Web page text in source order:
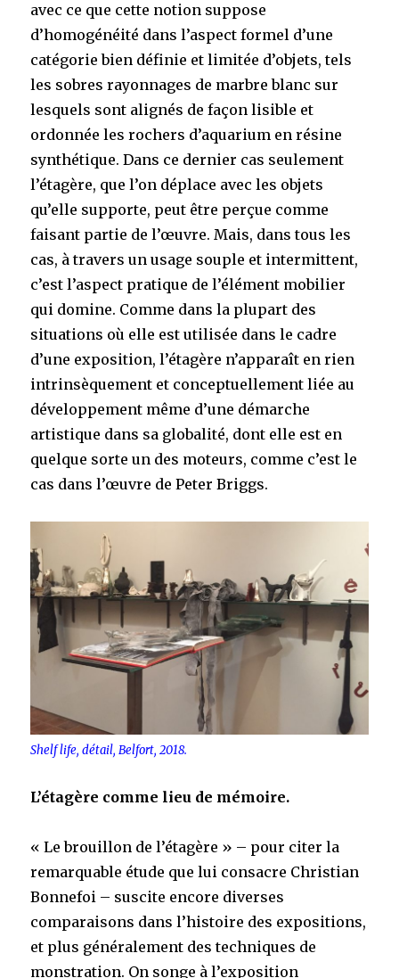
avec ce que cette notion suppose
d’homogénéité dans l’aspect formel d’une
catégorie bien définie et limitée d’objets, tels
les sobres rayonnages de marbre blanc sur
lesquels sont alignés de façon lisible et
ordonnée les rochers d’aquarium en résine
synthétique. Dans ce dernier cas seulement
l’étagère, que l’on déplace avec les objets
qu’elle supporte, peut être perçue comme
faisant partie de l’œuvre. Mais, dans tous les
cas, à travers un usage souple et intermittent,
c’est l’aspect pratique de l’élément mobilier
qui domine. Comme dans la plupart des
situations où elle est utilisée dans le cadre
d’une exposition, l’étagère n’apparaît en rien
intrinsèquement et conceptuellement liée au
développement même d’une démarche
artistique dans sa globalité, dont elle est en
quelque sorte un des moteurs, comme c’est le
cas dans l’œuvre de Peter Briggs.
Shelf life, détail, Belfort, 2018.
L’étagère comme lieu de mémoire.
« Le brouillon de l’étagère » – pour citer la
remarquable étude que lui consacre Christian
Bonnefoi – suscite encore diverses
comparaisons dans l’histoire des expositions,
et plus généralement des techniques de
monstration. On songe à l’exposition